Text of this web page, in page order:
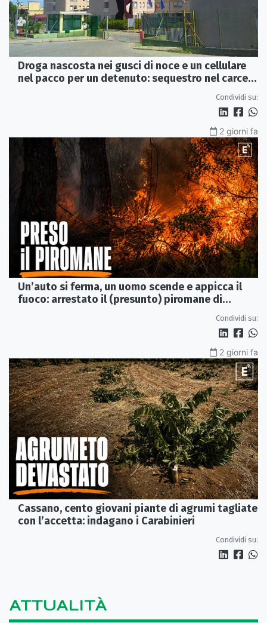
Droga nascosta nei gusci di noce e un cellulare
nel pacco per un detenuto: sequestro nel carcere
Condividi su:
2 giorni fa
Un’auto si ferma, un uomo scende e appicca il
fuoco: arrestato il (presunto) piromane di
Condividi su:
2 giorni fa
Cassano, cento giovani piante di agrumi tagliate
con l’accetta: indagano i Carabinieri
Condividi su:
ATTUALITÀ